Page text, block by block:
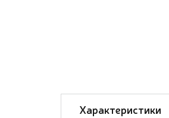
Характеристики